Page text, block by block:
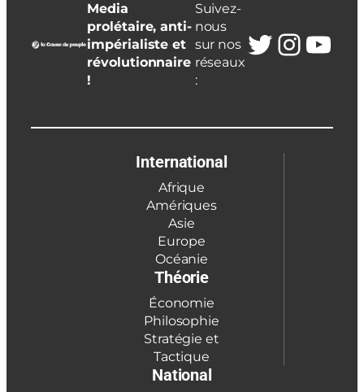
Media
prolétaire, anti-
impérialiste et
révolutionnaire
!
Suivez-
nous
sur nos
réseaux
:
Twitter
International
Afrique
Amériques
Asie
Europe
Océanie
Théorie
Économie
Philosophie
Stratégie et
Tactique
National